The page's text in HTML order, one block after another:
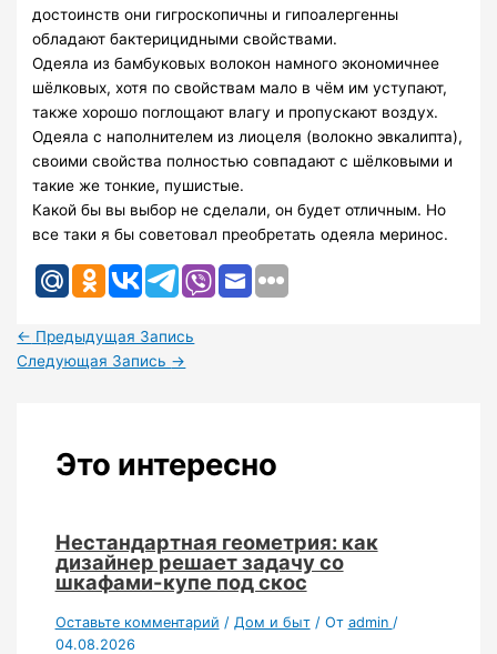
достоинств они гигроскопичны и гипоалергенны
обладают бактерицидными свойствами.
Одеяла из бамбуковых волокон намного экономичнее
шёлковых, хотя по свойствам мало в чём им уступают,
также хорошо поглощают влагу и пропускают воздух.
Одеяла с наполнителем из лиоцеля (волокно эвкалипта),
своими свойства полностью совпадают с шёлковыми и
такие же тонкие, пушистые.
Какой бы вы выбор не сделали, он будет отличным. Но
все таки я бы советовал преобретать одеяла меринос.
← Предыдущая Запись
Следующая Запись →
Это интересно
Нестандартная геометрия: как
дизайнер решает задачу со
шкафами-купе под скос
Оставьте комментарий / Дом и быт/ От admin /
04.08.2026